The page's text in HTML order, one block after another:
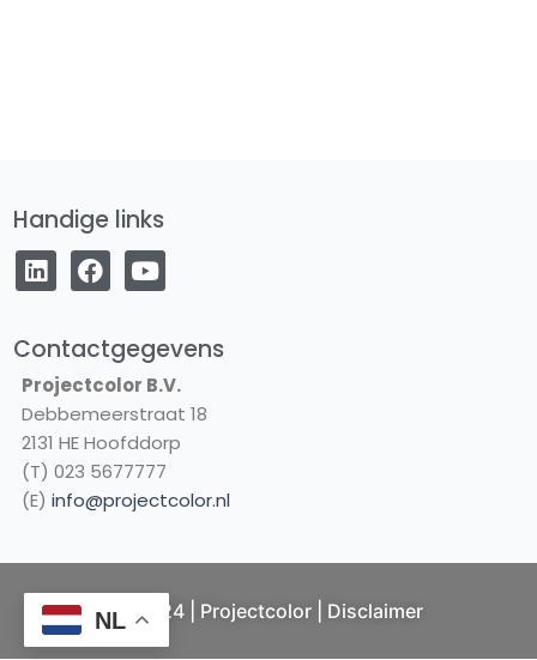
Handige links
L
i
n
e
i
n
F
a
c
b
o
o
k
Y
o
u
u
b
e
Contactgegevens
Projectcolor B.V.
Debbemeerstraat 18
2131 HE Hoofddorp
(T) 023 5677777
(E) info@projectcolor.nl
© 2024 | Projectcolor | Disclaimer
NL